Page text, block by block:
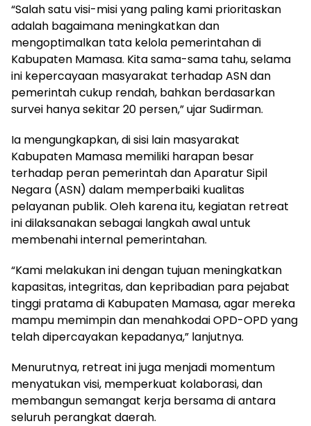
“Salah satu visi-misi yang paling kami prioritaskan
adalah bagaimana meningkatkan dan
mengoptimalkan tata kelola pemerintahan di
Kabupaten Mamasa. Kita sama-sama tahu, selama
ini kepercayaan masyarakat terhadap ASN dan
pemerintah cukup rendah, bahkan berdasarkan
survei hanya sekitar 20 persen,” ujar Sudirman.
Ia mengungkapkan, di sisi lain masyarakat
Kabupaten Mamasa memiliki harapan besar
terhadap peran pemerintah dan Aparatur Sipil
Negara (ASN) dalam memperbaiki kualitas
pelayanan publik. Oleh karena itu, kegiatan retreat
ini dilaksanakan sebagai langkah awal untuk
membenahi internal pemerintahan.
“Kami melakukan ini dengan tujuan meningkatkan
kapasitas, integritas, dan kepribadian para pejabat
tinggi pratama di Kabupaten Mamasa, agar mereka
mampu memimpin dan menahkodai OPD-OPD yang
telah dipercayakan kepadanya,” lanjutnya.
Menurutnya, retreat ini juga menjadi momentum
menyatukan visi, memperkuat kolaborasi, dan
membangun semangat kerja bersama di antara
seluruh perangkat daerah.